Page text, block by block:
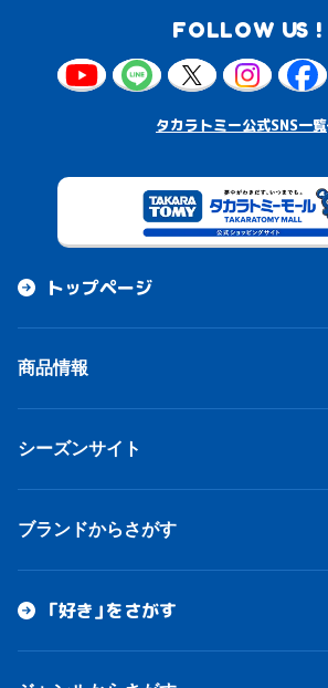
FOLLOW US !
タカラトミー公式SNS一覧
トップページ
商品情報
シーズンサイト
ブランドからさがす
「好き」をさがす